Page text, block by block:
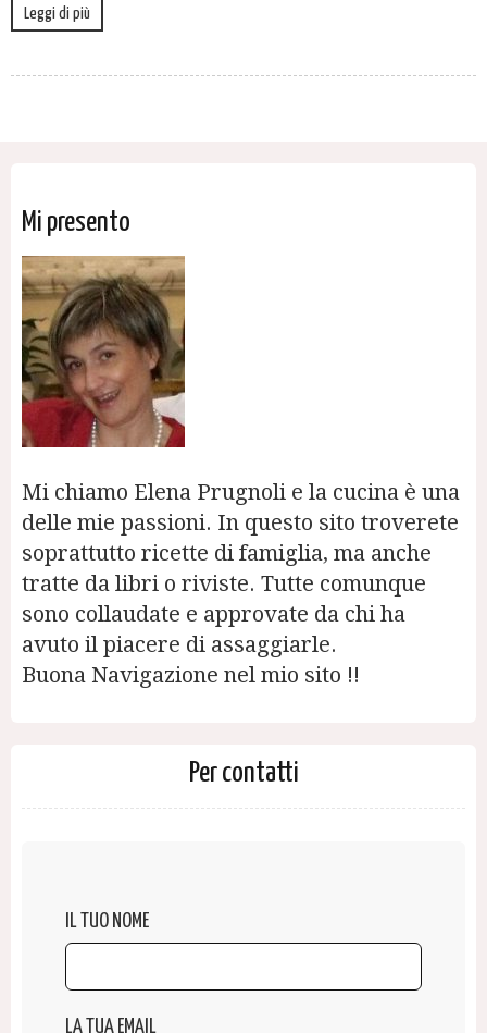
Leggi di più
Mi presento
Mi chiamo Elena Prugnoli e la cucina è una
delle mie passioni. In questo sito troverete
soprattutto ricette di famiglia, ma anche
tratte da libri o riviste. Tutte comunque
sono collaudate e approvate da chi ha
avuto il piacere di assaggiarle.
Buona Navigazione nel mio sito !!
Per contatti
IL TUO NOME
LA TUA EMAIL